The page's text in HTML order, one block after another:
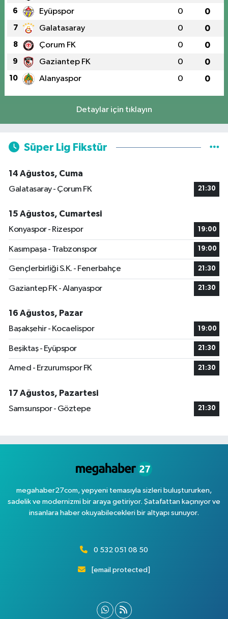
6 Eyüpspor 0 0
7 Galatasaray 0 0
8 Çorum FK 0 0
9 Gaziantep FK 0 0
10 Alanyaspor 0 0
Detaylar için tıklayın
Süper Lig Fikstür
14 Ağustos, Cuma
Galatasaray - Çorum FK
21:30
15 Ağustos, Cumartesi
Konyaspor - Rizespor
19:00
Kasımpaşa - Trabzonspor 19:00
Gençlerbirliği S.K. - Fenerbahçe 21:30
Gaziantep FK - Alanyaspor 21:30
16 Ağustos, Pazar
Başakşehir - Kocaelispor
19:00
Beşiktaş - Eyüpspor 21:30
Amed - Erzurumspor FK 21:30
17 Ağustos, Pazartesi
Samsunspor - Göztepe
21:30
megahaber27com, yepyeni temasıyla sizleri buluştururken,
sadelik ve modernizmi bir araya getiriyor. Şatafattan kaçınıyor ve
insanlara haber okuyabilecekleri bir altyapı sunuyor.
0 532 051 08 50
[email protected]